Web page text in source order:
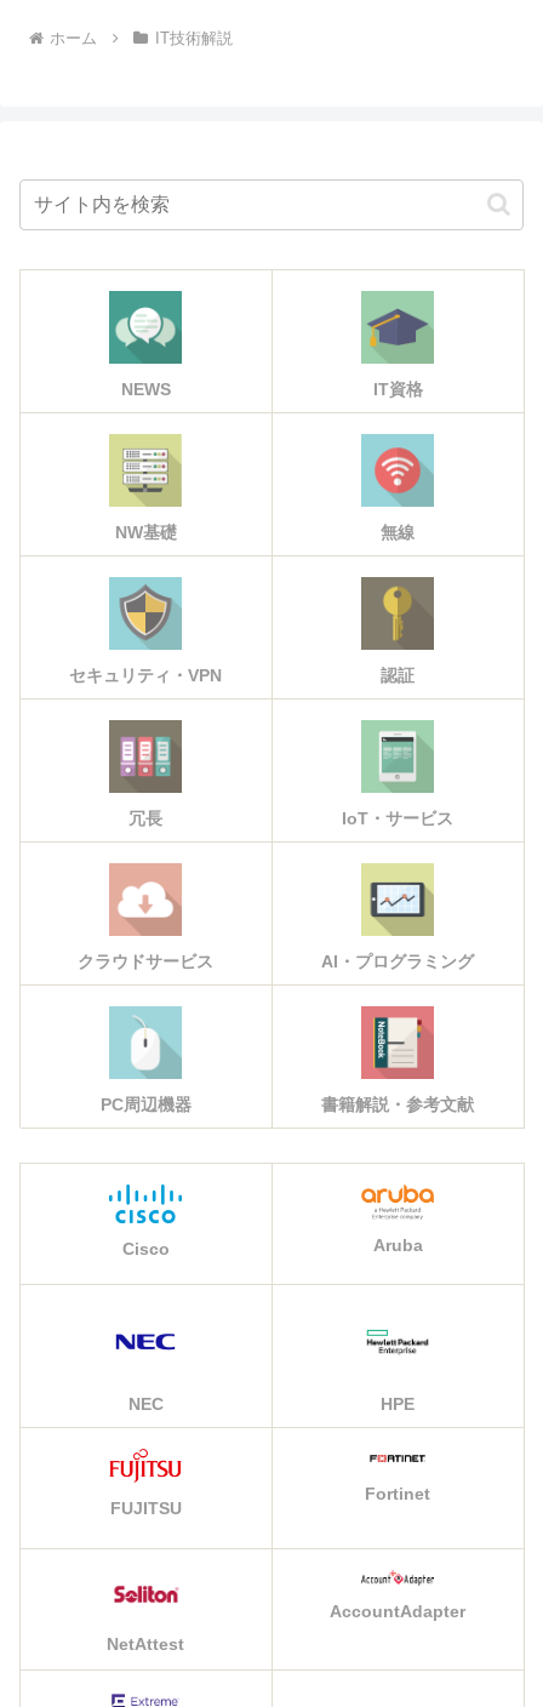
ホーム IT技術解説
NEWS IT資格
NW基礎 無線
セキュリティ・VPN 認証
冗長 IoT・サービス
クラウドサービス AI・プログラミング
PC周辺機器 書籍解説・参考文献
Cisco Aruba
NEC HPE
FUJITSU
Fortinet
NetAttest
AccountAdapter